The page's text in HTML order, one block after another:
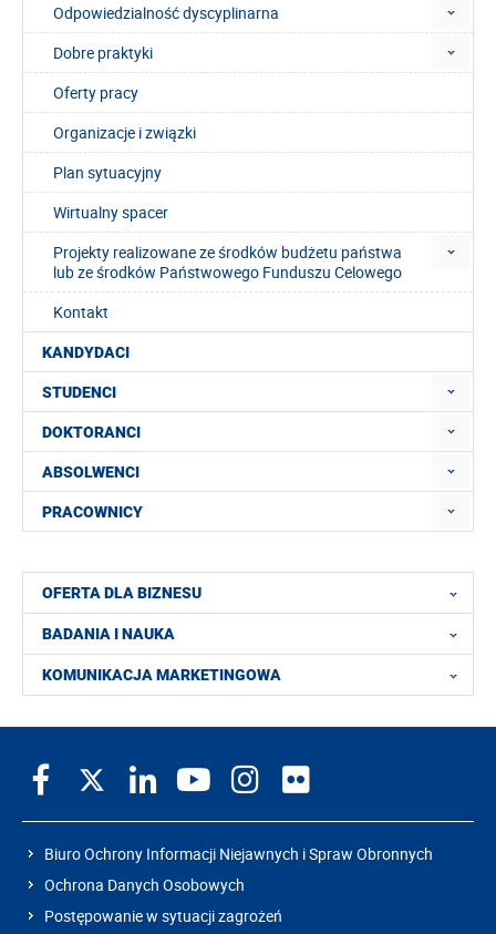
Odpowiedzialność dyscyplinarna
Dobre praktyki
Oferty pracy
Organizacje i związki
Plan sytuacyjny
Wirtualny spacer
Projekty realizowane ze środków budżetu państwa
lub ze środków Państwowego Funduszu Celowego
Kontakt
KANDYDACI
STUDENCI
DOKTORANCI
ABSOLWENCI
PRACOWNICY
OFERTA DLA BIZNESU
BADANIA I NAUKA
KOMUNIKACJA MARKETINGOWA
Biuro Ochrony Informacji Niejawnych i Spraw Obronnych
Ochrona Danych Osobowych
Postępowanie w sytuacji zagrożeń